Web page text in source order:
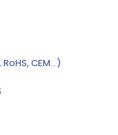
CEM…)